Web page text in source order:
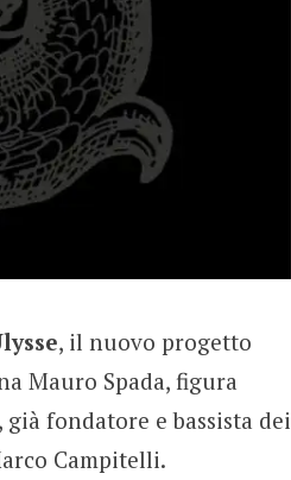
, il nuovo progetto
Mauro Spada, figura
fondatore e bassista dei
Campitelli.